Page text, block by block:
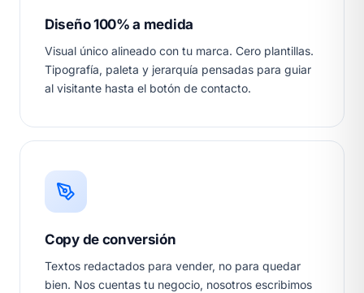
Diseño 100% a medida
Visual único alineado con tu marca. Cero plantillas.
Tipografía, paleta y jerarquía pensadas para guiar
al visitante hasta el botón de contacto.
Copy de conversión
Textos redactados para vender, no para quedar
bien. Nos cuentas tu negocio, nosotros escribimos